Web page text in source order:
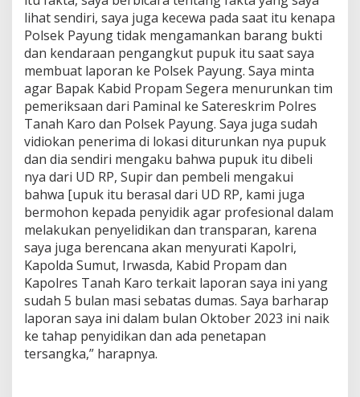
lihat sendiri, saya juga kecewa pada saat itu kenapa
Polsek Payung tidak mengamankan barang bukti
dan kendaraan pengangkut pupuk itu saat saya
membuat laporan ke Polsek Payung. Saya minta
agar Bapak Kabid Propam Segera menurunkan tim
pemeriksaan dari Paminal ke Satereskrim Polres
Tanah Karo dan Polsek Payung. Saya juga sudah
vidiokan penerima di lokasi diturunkan nya pupuk
dan dia sendiri mengaku bahwa pupuk itu dibeli
nya dari UD RP, Supir dan pembeli mengakui
bahwa [upuk itu berasal dari UD RP, kami juga
bermohon kepada penyidik agar profesional dalam
melakukan penyelidikan dan transparan, karena
saya juga berencana akan menyurati Kapolri,
Kapolda Sumut, Irwasda, Kabid Propam dan
Kapolres Tanah Karo terkait laporan saya ini yang
sudah 5 bulan masi sebatas dumas. Saya barharap
laporan saya ini dalam bulan Oktober 2023 ini naik
ke tahap penyidikan dan ada penetapan
tersangka,” harapnya.